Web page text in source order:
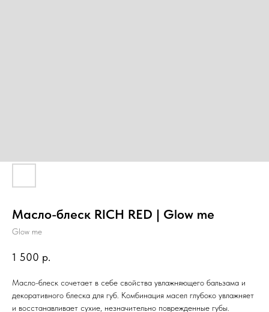
Масло-блеск RICH RED | Glow me
Glow me
1 500 р.
Масло-блеск сочетает в себе свойства увлажняющего бальзама и
декоративного блеска для губ. Комбинация масел глубоко увлажняет
и восстанавливает сухие, незначительно поврежденные губы.